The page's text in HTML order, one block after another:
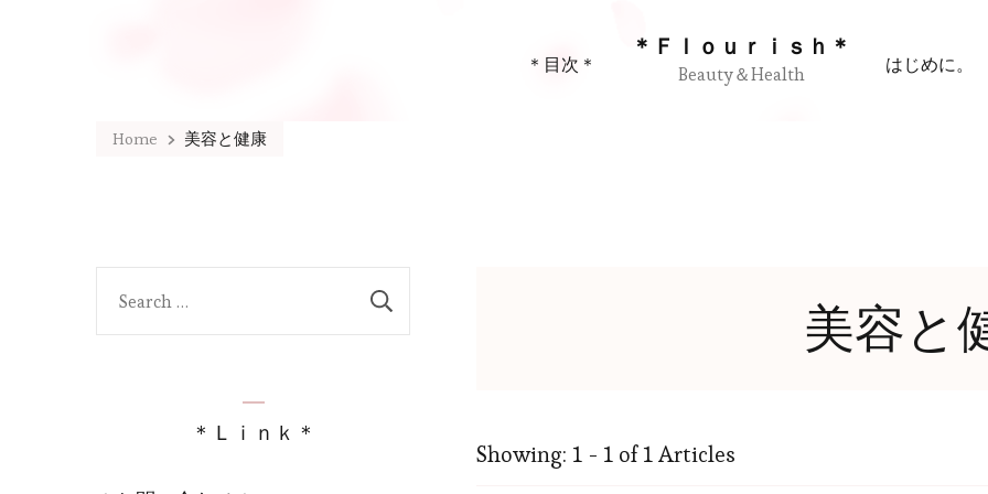
＊目次＊ はじめに。
＊Ｆｌｏｕｒｉｓｈ＊
Beauty＆Health
Home 美容と健康
美容と
Showing: 1 - 1 of 1 Articles
＊Ｌｉｎｋ＊